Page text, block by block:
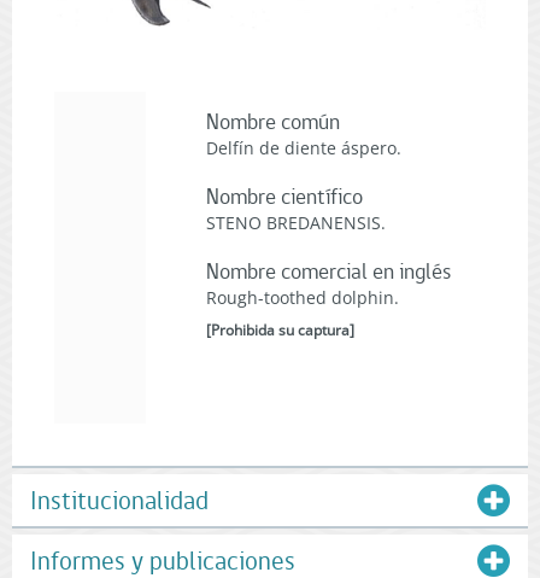
Nombre común
Delfín de diente áspero.
Nombre científico
STENO BREDANENSIS.
Nombre comercial en inglés
Rough-toothed dolphin.
[Prohibida su captura]
Institucionalidad
Informes y publicaciones